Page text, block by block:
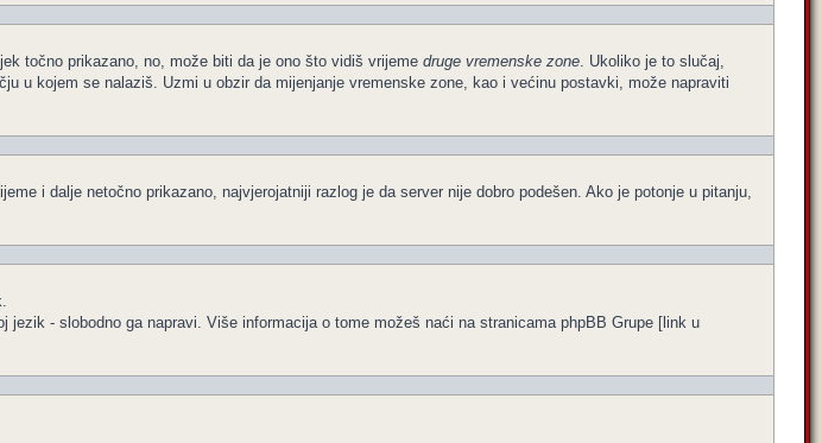
točno prikazano, no, može biti da je ono što vidiš vrijeme druge vremenske zone. Ukoliko je to slučaj,
u kojem se nalaziš. Uzmi u obzir da mijenjanje vremenske zone, kao i većinu postavki, može napraviti
i dalje netočno prikazano, najvjerojatniji razlog je da server nije dobro podešen. Ako je potonje u pitanju,
- slobodno ga napravi. Više informacija o tome možeš naći na stranicama phpBB Grupe [link u